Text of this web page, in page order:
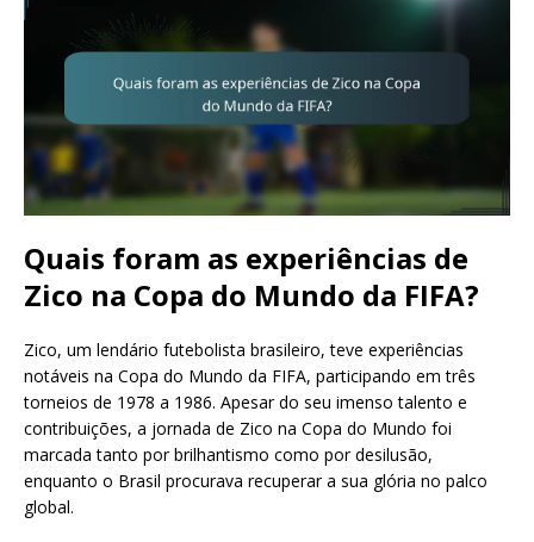
Quais foram as experiências de
Zico na Copa do Mundo da FIFA?
Zico, um lendário futebolista brasileiro, teve experiências
notáveis na Copa do Mundo da FIFA, participando em três
torneios de 1978 a 1986. Apesar do seu imenso talento e
contribuições, a jornada de Zico na Copa do Mundo foi
marcada tanto por brilhantismo como por desilusão,
enquanto o Brasil procurava recuperar a sua glória no palco
global.